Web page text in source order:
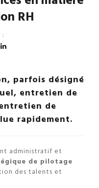
RH
:
parfois désigné
entretien de
de
rapidement.
administratif et
de pilotage
des talents et